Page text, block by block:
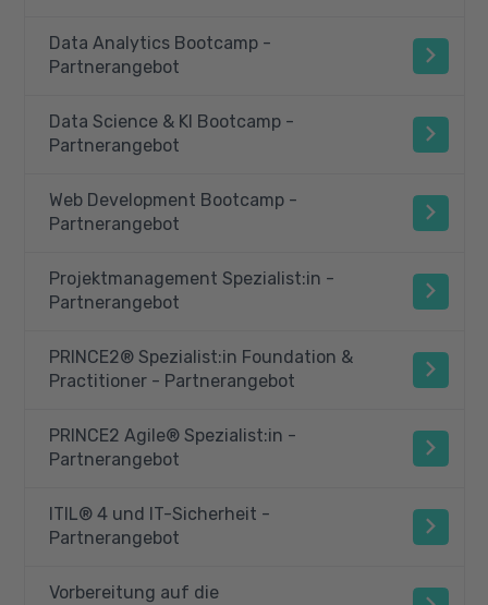
Data Analytics Bootcamp -
Partnerangebot
Data Science & KI Bootcamp -
Partnerangebot
Web Development Bootcamp -
Partnerangebot
Projektmanagement Spezialist:in -
Partnerangebot
PRINCE2® Spezialist:in Foundation &
Practitioner - Partnerangebot
PRINCE2 Agile® Spezialist:in -
Partnerangebot
ITIL® 4 und IT-Sicherheit -
Partnerangebot
Vorbereitung auf die